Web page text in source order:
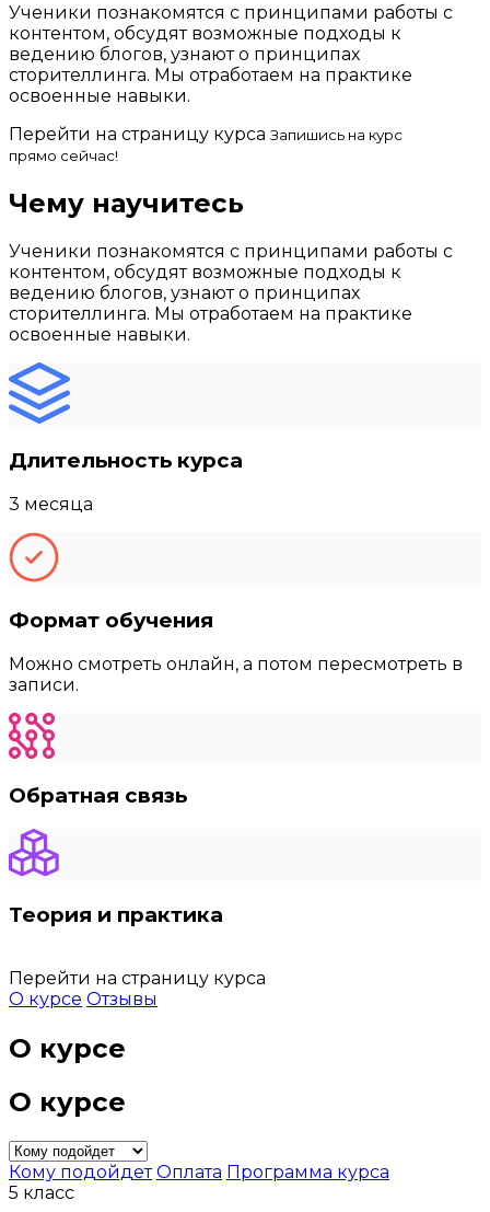
Ученики познакомятся с принципами работы с
контентом, обсудят возможные подходы к
ведению блогов, узнают о принципах
сторителлинга. Мы отработаем на практике
освоенные навыки.
Перейти на страницу курса Запишись на курс
прямо сейчас!
Чему научитесь
Ученики познакомятся с принципами работы с
контентом, обсудят возможные подходы к
ведению блогов, узнают о принципах
сторителлинга. Мы отработаем на практике
освоенные навыки.
Длительность курса
3 месяца
Формат обучения
Можно смотреть онлайн, а потом пересмотреть в
записи.
Обратная связь
Теория и практика
Перейти на страницу курса
О курсе Отзывы
О курсе
О курсе
Кому подойдет Оплата Программа курса
5 класс